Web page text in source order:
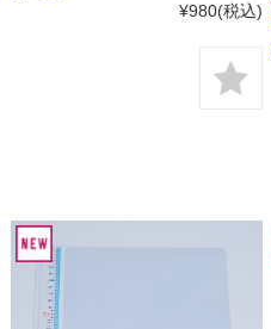
¥980(税込)